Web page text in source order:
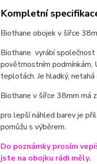
Kompletní
Biothane obojek v šířce
Biothane vyrábí společnost
povětrnostním podmínkám,
teplotách. Je hladký,
Biothane v šířce 38mm má
pro lepší náhled barev je
pomůžu s výběrem.
Do poznámky prosím
jste na obojku rádi měly.